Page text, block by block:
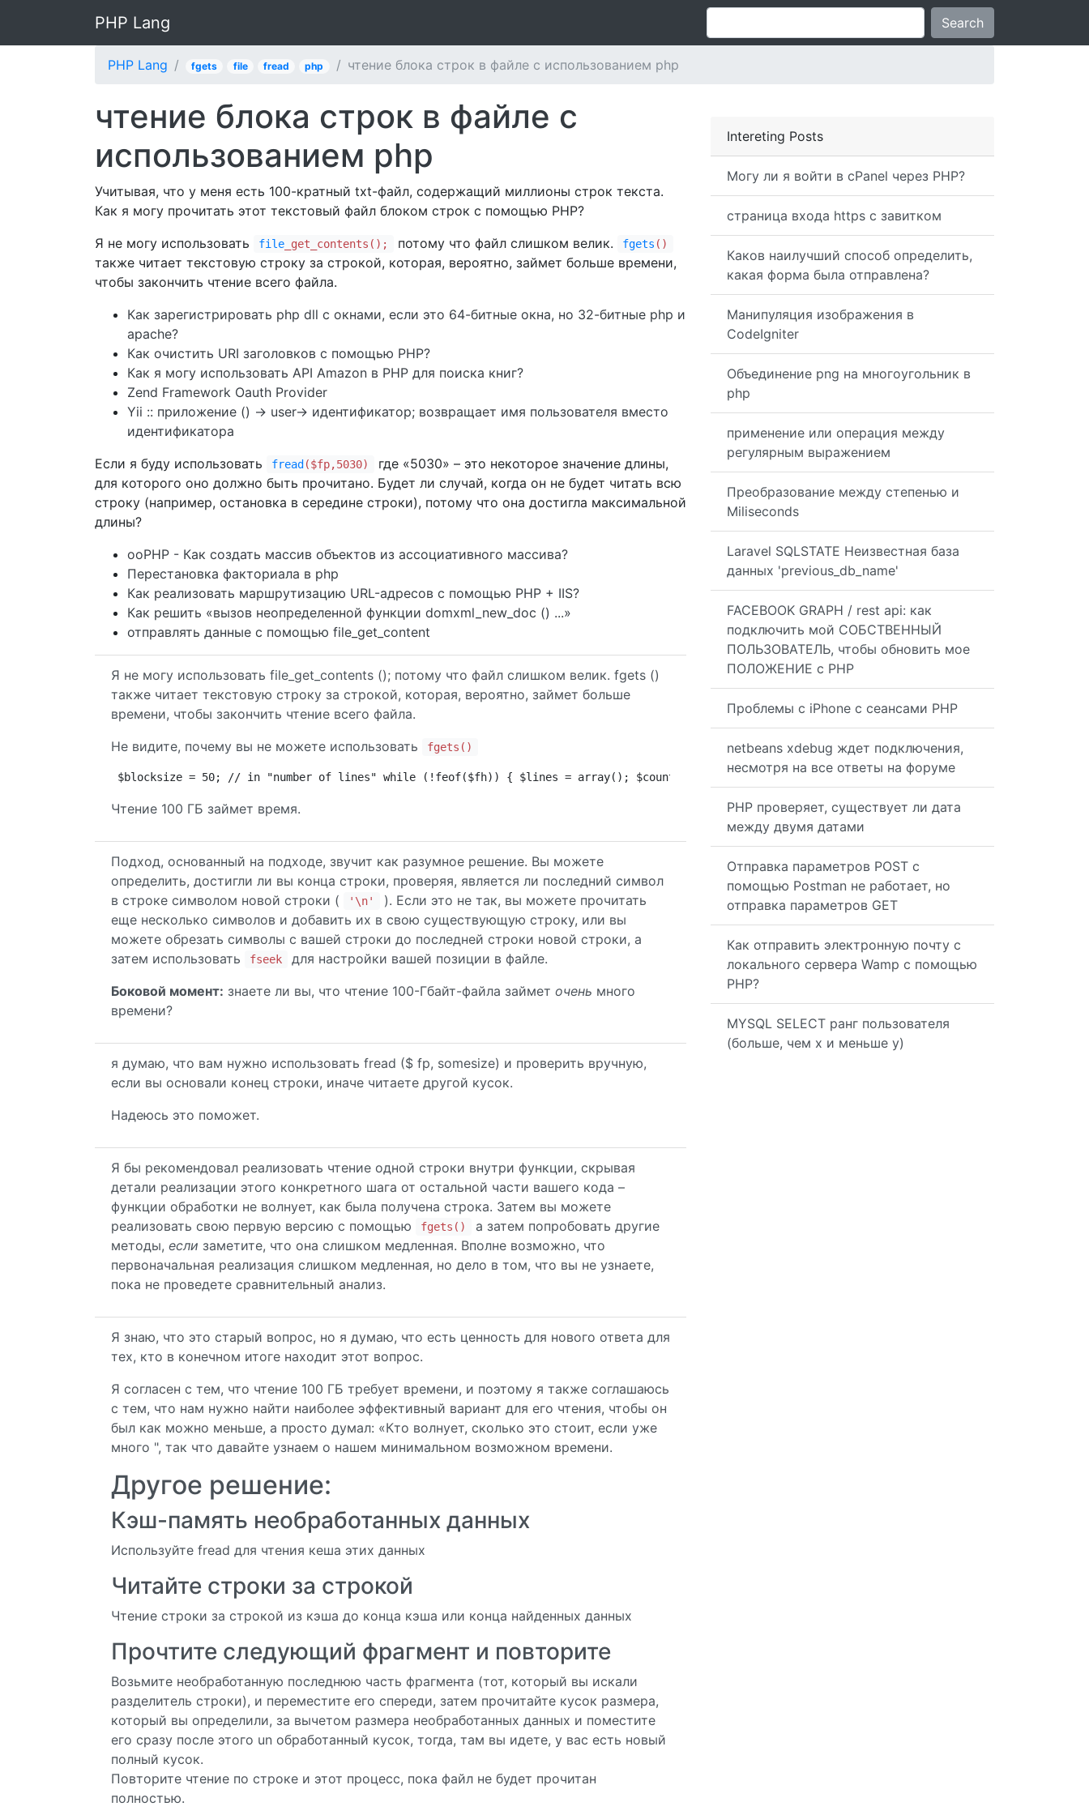
PHP Lang Search
PHP Lang fgets file fread php чтение блока строк в файле с использованием php
Intereting Posts
Могу ли я войти в cPanel через PHP?
страница входа https с завитком
Каков наилучший способ определить,
какая форма была отправлена?
Манипуляция изображения в
CodeIgniter
Объединение png на многоугольник в
php
применение или операция между
регулярным выражением
Преобразование между степенью и
Miliseconds
Laravel SQLSTATE Неизвестная база
данных 'previous_db_name'
FACEBOOK GRAPH / rest api: как
подключить мой СОБСТВЕННЫЙ
ПОЛЬЗОВАТЕЛЬ, чтобы обновить мое
ПОЛОЖЕНИЕ с PHP
Проблемы с iPhone с сеансами PHP
netbeans xdebug ждет подключения,
несмотря на все ответы на форуме
PHP проверяет, существует ли дата
между двумя датами
Отправка параметров POST с
помощью Postman не работает, но
отправка параметров GET
Как отправить электронную почту с
локального сервера Wamp с помощью
PHP?
MYSQL SELECT ранг пользователя
(больше, чем x и меньше y)
чтение блока строк в файле с
использованием php
Учитывая, что у меня есть 100-кратный txt-файл, содержащий миллионы строк текста.
Как я могу прочитать этот текстовый файл блоком строк с помощью PHP?
Я не могу использовать
file _get_contents(); потому что файл слишком велик. fgets ()
также читает текстовую строку за строкой, которая, вероятно, займет больше времени,
чтобы закончить чтение всего файла.
Как зарегистрировать php dll с окнами, если это 64-битные окна, но 32-битные php и
apache?
Как очистить URI заголовков с помощью PHP?
Как я могу использовать API Amazon в PHP для поиска книг?
Zend Framework Oauth Provider
Yii :: приложение () -> user-> идентификатор; возвращает имя пользователя вместо
идентификатора
Если я буду использовать
fread ($fp,5030)
где «5030» – это некоторое значение длины,
для которого оно должно быть прочитано. Будет ли случай, когда он не будет читать всю
строку (например, остановка в середине строки), потому что она достигла максимальной
длины?
ooPHP - Как создать массив объектов из ассоциативного массива?
Перестановка факториала в php
Как реализовать маршрутизацию URL-адресов с помощью PHP + IIS?
Как решить «вызов неопределенной функции domxml_new_doc () ...»
отправлять данные с помощью file_get_content
Я не могу использовать file_get_contents (); потому что файл слишком велик. fgets ()
также читает текстовую строку за строкой, которая, вероятно, займет больше
времени, чтобы закончить чтение всего файла.
Не видите, почему вы не можете использовать
fgets()
$blocksize = 50; // in "number of lines" while (!feof($fh)) { $lines = array(); $count = 0; while (!feof($fh) && (++$count <= $blocksize)) { $lines[]
Чтение 100 ГБ займет время.
Подход, основанный на подходе, звучит как разумное решение. Вы можете
определить, достигли ли вы конца строки, проверяя, является ли последний символ
в строке символом новой строки (
'\n'
). Если это не так, вы можете прочитать
еще несколько символов и добавить их в свою существующую строку, или вы
можете обрезать символы с вашей строки до последней строки новой строки, а
затем использовать
fseek
для настройки вашей позиции в файле.
Боковой момент: знаете ли вы, что чтение 100-Гбайт-файла займет очень много
времени?
я думаю, что вам нужно использовать fread ($ fp, somesize) и проверить вручную,
если вы основали конец строки, иначе читаете другой кусок.
Надеюсь это поможет.
Я бы рекомендовал реализовать чтение одной строки внутри функции, скрывая
детали реализации этого конкретного шага от остальной части вашего кода –
функции обработки не волнует, как была получена строка. Затем вы можете
реализовать свою первую версию с помощью
fgets()
а затем попробовать другие
методы, если заметите, что она слишком медленная. Вполне возможно, что
первоначальная реализация слишком медленная, но дело в том, что вы не узнаете,
пока не проведете сравнительный анализ.
Я знаю, что это старый вопрос, но я думаю, что есть ценность для нового ответа для
тех, кто в конечном итоге находит этот вопрос.
Я согласен с тем, что чтение 100 ГБ требует времени, и поэтому я также соглашаюсь
с тем, что нам нужно найти наиболее эффективный вариант для его чтения, чтобы он
был как можно меньше, а просто думал: «Кто волнует, сколько это стоит, если уже
много ", так что давайте узнаем о нашем минимальном возможном времени.
Другое решение:
Кэш-память необработанных данных
Используйте fread для чтения кеша этих данных
Читайте строки за строкой
Чтение строки за строкой из кэша до конца кэша или конца найденных данных
Прочтите следующий фрагмент и повторите
Возьмите необработанную последнюю часть фрагмента (тот, который вы искали
разделитель строки), и переместите его спереди, затем прочитайте кусок размера,
который вы определили, за вычетом размера необработанных данных и поместите
его сразу после этого un обработанный кусок, тогда, там вы идете, у вас есть новый
полный кусок.
Повторите чтение по строке и этот процесс, пока файл не будет прочитан
полностью.